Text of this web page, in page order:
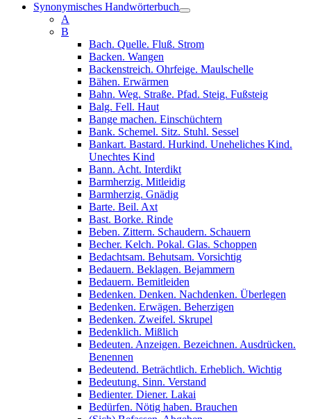
Synonymisches Handwörterbuch
A
B
Bach. Quelle. Fluß. Strom
Backen. Wangen
Backenstreich. Ohrfeige. Maulschelle
Bähen. Erwärmen
Bahn. Weg. Straße. Pfad. Steig. Fußsteig
Balg. Fell. Haut
Bange machen. Einschüchtern
Bank. Schemel. Sitz. Stuhl. Sessel
Bankart. Bastard. Hurkind. Uneheliches Kind.
Unechtes Kind
Bann. Acht. Interdikt
Barmherzig. Mitleidig
Barmherzig. Gnädig
Barte. Beil. Axt
Bast. Borke. Rinde
Beben. Zittern. Schaudern. Schauern
Becher. Kelch. Pokal. Glas. Schoppen
Bedachtsam. Behutsam. Vorsichtig
Bedauern. Beklagen. Bejammern
Bedauern. Bemitleiden
Bedenken. Denken. Nachdenken. Überlegen
Bedenken. Erwägen. Beherzigen
Bedenken. Zweifel. Skrupel
Bedenklich. Mißlich
Bedeuten. Anzeigen. Bezeichnen. Ausdrücken.
Benennen
Bedeutend. Beträchtlich. Erheblich. Wichtig
Bedeutung. Sinn. Verstand
Bedienter. Diener. Lakai
Bedürfen. Nötig haben. Brauchen